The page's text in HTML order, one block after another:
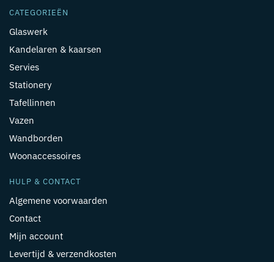
CATEGORIEËN
Glaswerk
Kandelaren & kaarsen
Servies
Stationery
Tafellinnen
Vazen
Wandborden
Woonaccessoires
HULP & CONTACT
Algemene voorwaarden
Contact
Mijn account
Levertijd & verzendkosten